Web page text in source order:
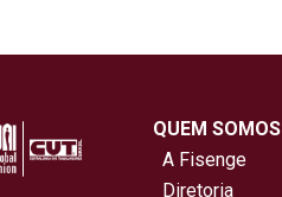
QUEM SOMOS
A Fisenge
Diretoria